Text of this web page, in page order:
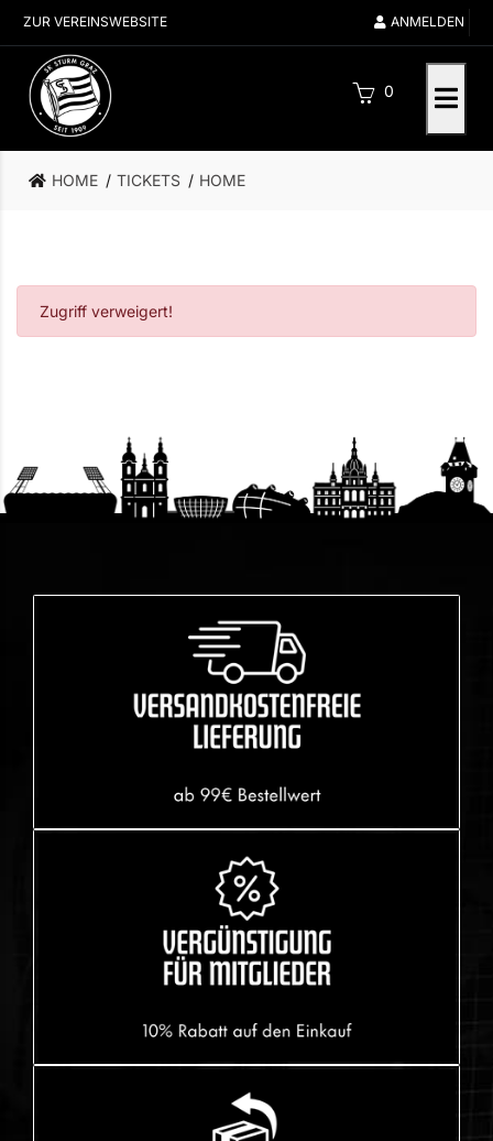
ZUR VEREINSWEBSITE ANMELDEN
0
HOME TICKETS HOME
Zugriff verweigert!